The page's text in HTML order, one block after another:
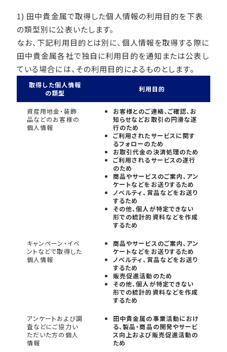
1) 田中貴金属で取得した個人情報の利用目的を下表
の類型別に公表いたします。
なお、下記利用目的とは別に、個人情報を取得する際に
田中貴金属各社で独自に利用目的を通知または公表し
ている場合には、その利用目的によるものとします。
取得した個人情報
の類型
利用目的
資産用地金・装飾
品などのお客様の
個人情報
お客様とのご連絡、ご確認、お
知らせなどお取引の円滑な遂
行のため
ご利用されたサービスに関す
るフォローのため
お取引代金の決済処理のため
ご利用されるサービスの遂行
のため
商品やサービスのご案内、アン
ケートなどをお送りするため
ノベルティ、賞品などをお送り
するため
その他、個人が特定できない
形での統計的資料などを作成
するため
キャンペーン・イベ
ントなどで取得した
個人情報
商品やサービスのご案内、アン
ケートなどをお送りするため
ノベルティ、賞品などをお送り
するため
販売促進活動のため
その他、個人が特定できない
形での統計的資料などを作成
するため
アンケートおよび調
査などにご協力い
ただいた方の個人
情報
田中貴金属の事業活動におけ
る、製品・商品の開発やサービ
ス向上および販売促進活動の
ため